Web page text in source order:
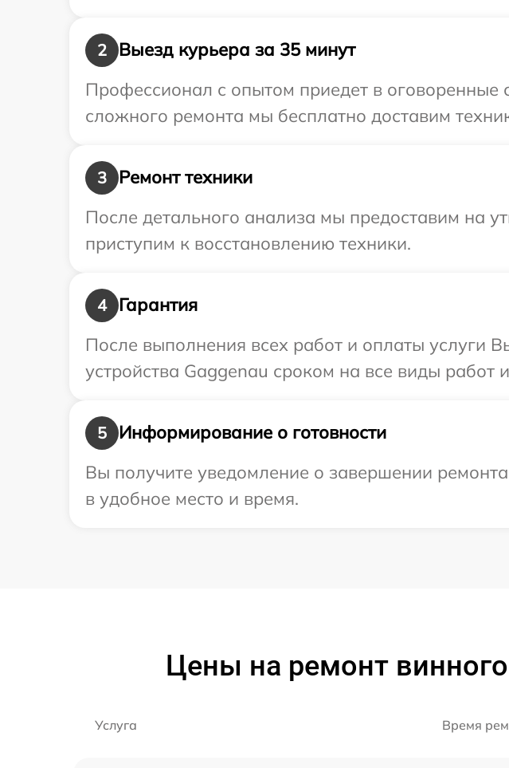
2
Выезд курьера за 35 минут
Профессионал с опытом приедет в оговоренные
сложного ремонта мы бесплатно доставим
3
Ремонт техники
После детального анализа мы предоставим на
приступим к восстановлению техники.
4
Гарантия
После выполнения всех работ и оплаты услуги
устройства Gaggenau сроком на все виды работ
5
Информирование о готовности
Вы получите уведомление о завершении
в удобное место и время.
Цены на ремонт
Услуга Время